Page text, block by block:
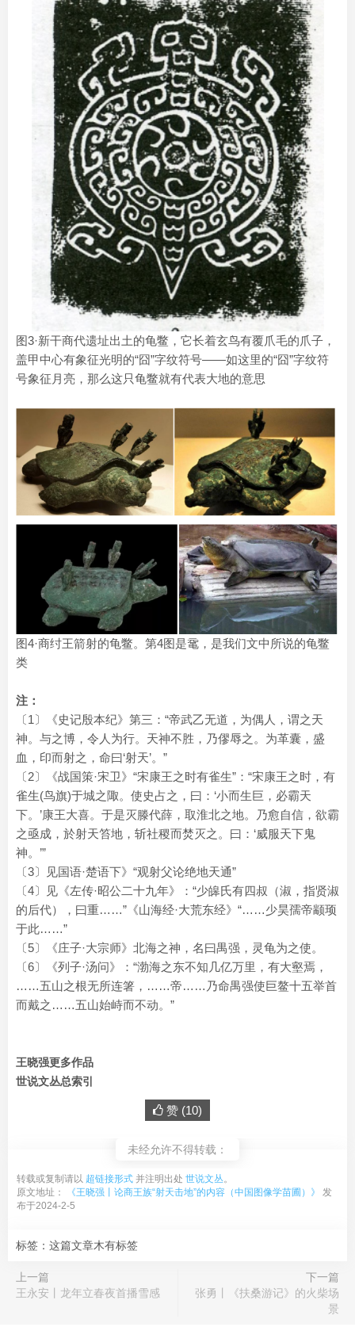
图3·新干商代遗址出土的龟鳖，它长着玄鸟有覆爪毛的爪子，
盖甲中心有象征光明的“囧”字纹符号——如这里的“囧”字纹符
号象征月亮，那么这只龟鳖就有代表大地的意思
图4·商纣王箭射的龟鳖。第4图是鼋，是我们文中所说的龟鳖
类
注：
〔1〕《史记殷本纪》第三：“帝武乙无道，为偶人，谓之天
神。与之博，令人为行。天神不胜，乃僇辱之。为革囊，盛
血，印而射之，命曰‘射天’。”
〔2〕《战国策·宋卫》“宋康王之时有雀生”：“宋康王之时，有
雀生(鸟旗)于城之陬。使史占之，曰：‘小而生巨，必霸天
下。’康王大喜。于是灭滕代薛，取淮北之地。乃愈自信，欲霸
之亟成，於射天笞地，斩社稷而焚灭之。曰：‘威服天下鬼
神。’”
〔3〕见国语·楚语下》“观射父论绝地天通”
〔4〕见《左传·昭公二十九年》：“少皞氏有四叔（淑，指贤淑
的后代），曰重……”《山海经·大荒东经》“……少昊孺帝颛顼
于此……”
〔5〕《庄子·大宗师》北海之神，名曰禺强，灵龟为之使。
〔6〕《列子·汤问》：“渤海之东不知几亿万里，有大壑焉，
……五山之根无所连箸，……帝……乃命禺强使巨鳌十五举首
而戴之……五山始峙而不动。”
王晓强更多作品
世说文丛总索引
赞 (10)
未经允许不得转载：
转载或复制请以 超链接形式 并注明出处 世说文丛。
原文地址：
《王晓强丨论商王族“射天击地”的内容（中国图像学苗圃）》
发
布于2024-2-5
标签：这篇文章木有标签
上一篇
王永安丨龙年立春夜首播雪感
下一篇
张勇丨《扶桑游记》的火柴场
景